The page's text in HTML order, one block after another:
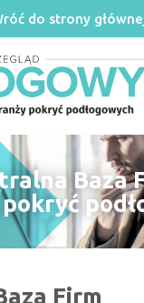
do strony
Baza
Firm